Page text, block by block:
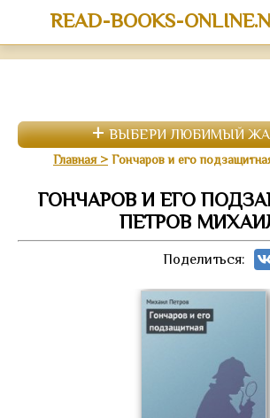
READ-BOOKS-
ВЫБЕРИ ЛЮБИМЫЙ
Главная Гончаров и его
ГОНЧАРОВ И ЕГО
ПЕТРОВ
Поделиться: